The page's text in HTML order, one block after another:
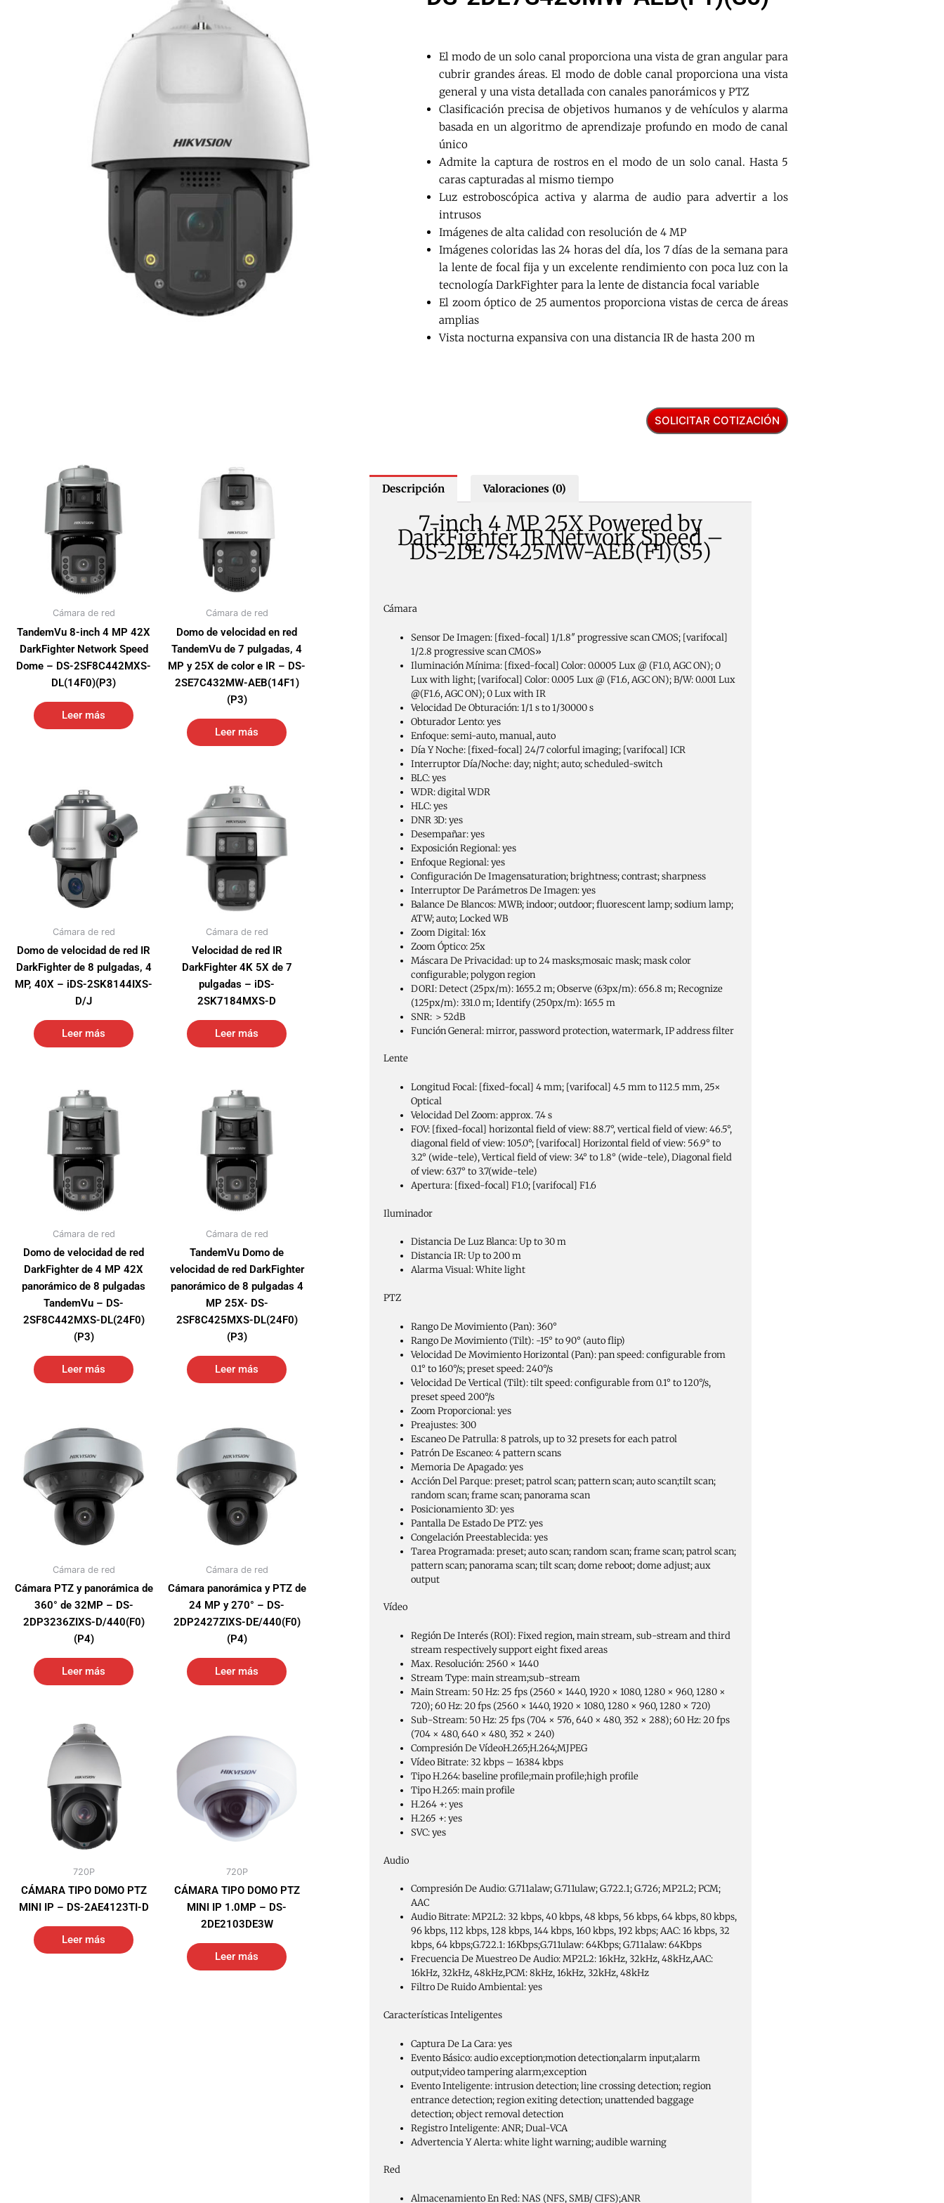
El modo de un solo canal proporciona una vista de gran angular para
cubrir grandes áreas. El modo de doble canal proporciona una vista
general y una vista detallada con canales panorámicos y PTZ
Clasificación precisa de objetivos humanos y de vehículos y alarma
basada en un algoritmo de aprendizaje profundo en modo de canal
único
Admite la captura de rostros en el modo de un solo canal. Hasta 5
caras capturadas al mismo tiempo
Luz estroboscópica activa y alarma de audio para advertir a los
intrusos
Imágenes de alta calidad con resolución de 4 MP
Imágenes coloridas las 24 horas del día, los 7 días de la semana para
la lente de focal fija y un excelente rendimiento con poca luz con la
tecnología DarkFighter para la lente de distancia focal variable
El zoom óptico de 25 aumentos proporciona vistas de cerca de áreas
amplias
Vista nocturna expansiva con una distancia IR de hasta 200 m
SOLICITAR COTIZACIÓN
Cámara de red
TandemVu 8-inch 4 MP 42X
DarkFighter Network Speed
Dome – DS-2SF8C442MXS-
DL(14F0)(P3)
Leer más
Cámara de red
Domo de velocidad en red
TandemVu de 7 pulgadas, 4
MP y 25X de color e IR – DS-
2SE7C432MW-AEB(14F1)
(P3)
Leer más
Cámara de red
Domo de velocidad de red IR
DarkFighter de 8 pulgadas, 4
MP, 40X – iDS-2SK8144IXS-
D/J
Leer más
Cámara de red
Velocidad de red IR
DarkFighter 4K 5X de 7
pulgadas – iDS-
2SK7184MXS-D
Leer más
Cámara de red
Domo de velocidad de red
DarkFighter de 4 MP 42X
panorámico de 8 pulgadas
TandemVu – DS-
2SF8C442MXS-DL(24F0)
(P3)
Leer más
Cámara de red
TandemVu Domo de
velocidad de red DarkFighter
panorámico de 8 pulgadas 4
MP 25X- DS-
2SF8C425MXS-DL(24F0)
(P3)
Leer más
Cámara de red
Cámara PTZ y panorámica de
360° de 32MP – DS-
2DP3236ZIXS-D/440(F0)
(P4)
Leer más
Cámara de red
Cámara panorámica y PTZ de
24 MP y 270° – DS-
2DP2427ZIXS-DE/440(F0)
(P4)
Leer más
720P
CÁMARA TIPO DOMO PTZ
MINI IP – DS-2AE4123TI-D
Leer más
720P
CÁMARA TIPO DOMO PTZ
MINI IP 1.0MP – DS-
2DE2103DE3W
Leer más
Descripción Valoraciones (0)
7-inch 4 MP 25X Powered by
DarkFighter IR Network Speed –
DS-2DE7S425MW-AEB(F1)(S5)
Cámara
Sensor De Imagen: [fixed-focal] 1/1.8″ progressive scan CMOS; [varifocal]
1/2.8 progressive scan CMOS»
Iluminación Mínima: [fixed-focal] Color: 0.0005 Lux @ (F1.0, AGC ON); 0
Lux with light; [varifocal] Color: 0.005 Lux @ (F1.6, AGC ON); B/W: 0.001 Lux
@(F1.6, AGC ON); 0 Lux with IR
Velocidad De Obturación:1/1 s to 1/30000 s
Obturador Lento:yes
Enfoque:semi-auto, manual, auto
Día Y Noche: [fixed-focal] 24/7 colorful imaging; [varifocal] ICR
Interruptor Día/Noche:day; night; auto; scheduled-switch
BLC:yes
WDR:digital WDR
HLC:yes
DNR 3D:yes
Desempañar:yes
Exposición Regional:yes
Enfoque Regional:yes
Configuración De Imagensaturation; brightness; contrast; sharpness
Interruptor De Parámetros De Imagen:yes
Balance De Blancos:MWB; indoor; outdoor; fluorescent lamp; sodium lamp;
ATW; auto; Locked WB
Zoom Digital:16x
Zoom Óptico:25x
Máscara De Privacidad:up to 24 masks;mosaic mask; mask color
configurable; polygon region
DORI:Detect (25px/m): 1655.2 m; Observe (63px/m): 656.8 m; Recognize
(125px/m): 331.0 m; Identify (250px/m): 165.5 m
SNR: ＞52dB
Función General:mirror, password protection, watermark, IP address filter
Lente
Longitud Focal: [fixed-focal] 4 mm; [varifocal] 4.5 mm to 112.5 mm, 25×
Optical
Velocidad Del Zoom:approx. 7.4 s
FOV: [fixed-focal] horizontal field of view: 88.7°, vertical field of view: 46.5°,
diagonal field of view: 105.0°; [varifocal] Horizontal field of view: 56.9° to
3.2° (wide-tele), Vertical field of view: 34° to 1.8° (wide-tele), Diagonal field
of view: 63.7° to 3.7(wide-tele)
Apertura: [fixed-focal] F1.0; [varifocal] F1.6
Iluminador
Distancia De Luz Blanca:Up to 30 m
Distancia IR:Up to 200 m
Alarma Visual:White light
PTZ
Rango De Movimiento (Pan):360°
Rango De Movimiento (Tilt): -15° to 90° (auto flip)
Velocidad De Movimiento Horizontal (Pan):pan speed: configurable from
0.1° to 160°/s; preset speed: 240°/s
Velocidad De Vertical (Tilt):tilt speed: configurable from 0.1° to 120°/s,
preset speed 200°/s
Zoom Proporcional:yes
Preajustes:300
Escaneo De Patrulla:8 patrols, up to 32 presets for each patrol
Patrón De Escaneo:4 pattern scans
Memoria De Apagado:yes
Acción Del Parque:preset; patrol scan; pattern scan; auto scan;tilt scan;
random scan; frame scan; panorama scan
Posicionamiento 3D:yes
Pantalla De Estado De PTZ:yes
Congelación Preestablecida:yes
Tarea Programada:preset; auto scan; random scan; frame scan; patrol scan;
pattern scan; panorama scan; tilt scan; dome reboot; dome adjust; aux
output
Vídeo
Región De Interés (ROI):Fixed region, main stream, sub-stream and third
stream respectively support eight fixed areas
Max. Resolución:2560 × 1440
Stream Type:main stream;sub-stream
Main Stream: 50 Hz: 25 fps (2560 × 1440, 1920 × 1080, 1280 × 960, 1280 ×
720); 60 Hz: 20 fps (2560 × 1440, 1920 × 1080, 1280 × 960, 1280 × 720)
Sub-Stream: 50 Hz: 25 fps (704 × 576, 640 × 480, 352 × 288); 60 Hz: 20 fps
(704 × 480, 640 × 480, 352 × 240)
Compresión De VídeoH.265;H.264;MJPEG
Vídeo Bitrate:32 kbps – 16384 kbps
Tipo H.264:baseline profile;main profile;high profile
Tipo H.265:main profile
H.264 +:yes
H.265 +:yes
SVC:yes
Audio
Compresión De Audio:G.711alaw; G.711ulaw; G.722.1; G.726; MP2L2; PCM;
AAC
Audio Bitrate:MP2L2: 32 kbps, 40 kbps, 48 kbps, 56 kbps, 64 kbps, 80 kbps,
96 kbps, 112 kbps, 128 kbps, 144 kbps, 160 kbps, 192 kbps; AAC: 16 kbps, 32
kbps, 64 kbps;G.722.1: 16Kbps;G.711ulaw: 64Kbps; G.711alaw: 64Kbps
Frecuencia De Muestreo De Audio:MP2L2: 16kHz, 32kHz, 48kHz,AAC:
16kHz, 32kHz, 48kHz,PCM: 8kHz, 16kHz, 32kHz, 48kHz
Filtro De Ruido Ambiental:yes
Características Inteligentes
Captura De La Cara:yes
Evento Básico:audio exception;motion detection;alarm input;alarm
output;video tampering alarm;exception
Evento Inteligente:intrusion detection; line crossing detection; region
entrance detection; region exiting detection; unattended baggage
detection; object removal detection
Registro Inteligente:ANR; Dual-VCA
Advertencia Y Alerta:white light warning; audible warning
Red
Almacenamiento En Red:NAS (NFS, SMB/ CIFS);ANR